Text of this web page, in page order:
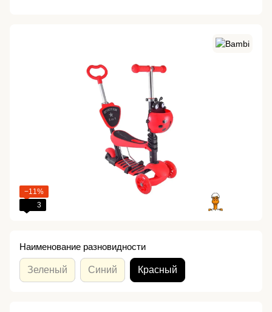
−11%
3
Наименование разновидности
Зеленый Синий Красный